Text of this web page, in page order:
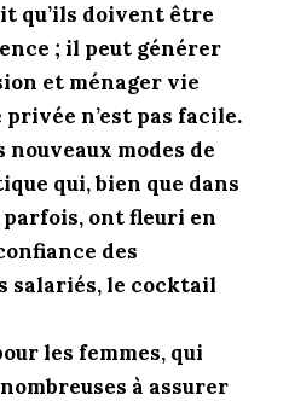
qu’ils doivent être
; il peut générer
et ménager vie
n’est pas facile.
nouveaux modes de
qui, bien que dans
ont fleuri en
des
salariés, le cocktail
les femmes, qui
à assurer